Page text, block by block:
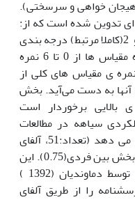
هیجان خواهی و سرسختی).
تدوین شده است که از:
0(کاملا غیر مرتبط)، 1( تاحدی مرتبط) و 2(کاملا مرتبط) درجه بندی
شده است. بنابراین هر یک از خرده مقیاس ها از 0 تا 6 نمره
ی مقیاس های کلی از
آنها به دست می‌آید. بخش
بالایی برخوردار است
بخش عملکردی سیاهه در مطالعات
پیگیری همسانی درونی بالایی نشان می دهد (تعداد:51، آلفای
کرونباخ عملکرد درون فردی(0.69) و بخش بین فردی(0.75). این
پرسشنامه برای اولین بار در داخل توسط دماوندیان (1392 )
را از طریق آلفای